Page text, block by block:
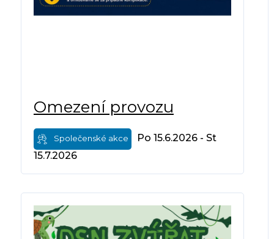
Omezení provozu
Společenské akce
Po 15.6.2026 - St
15.7.2026